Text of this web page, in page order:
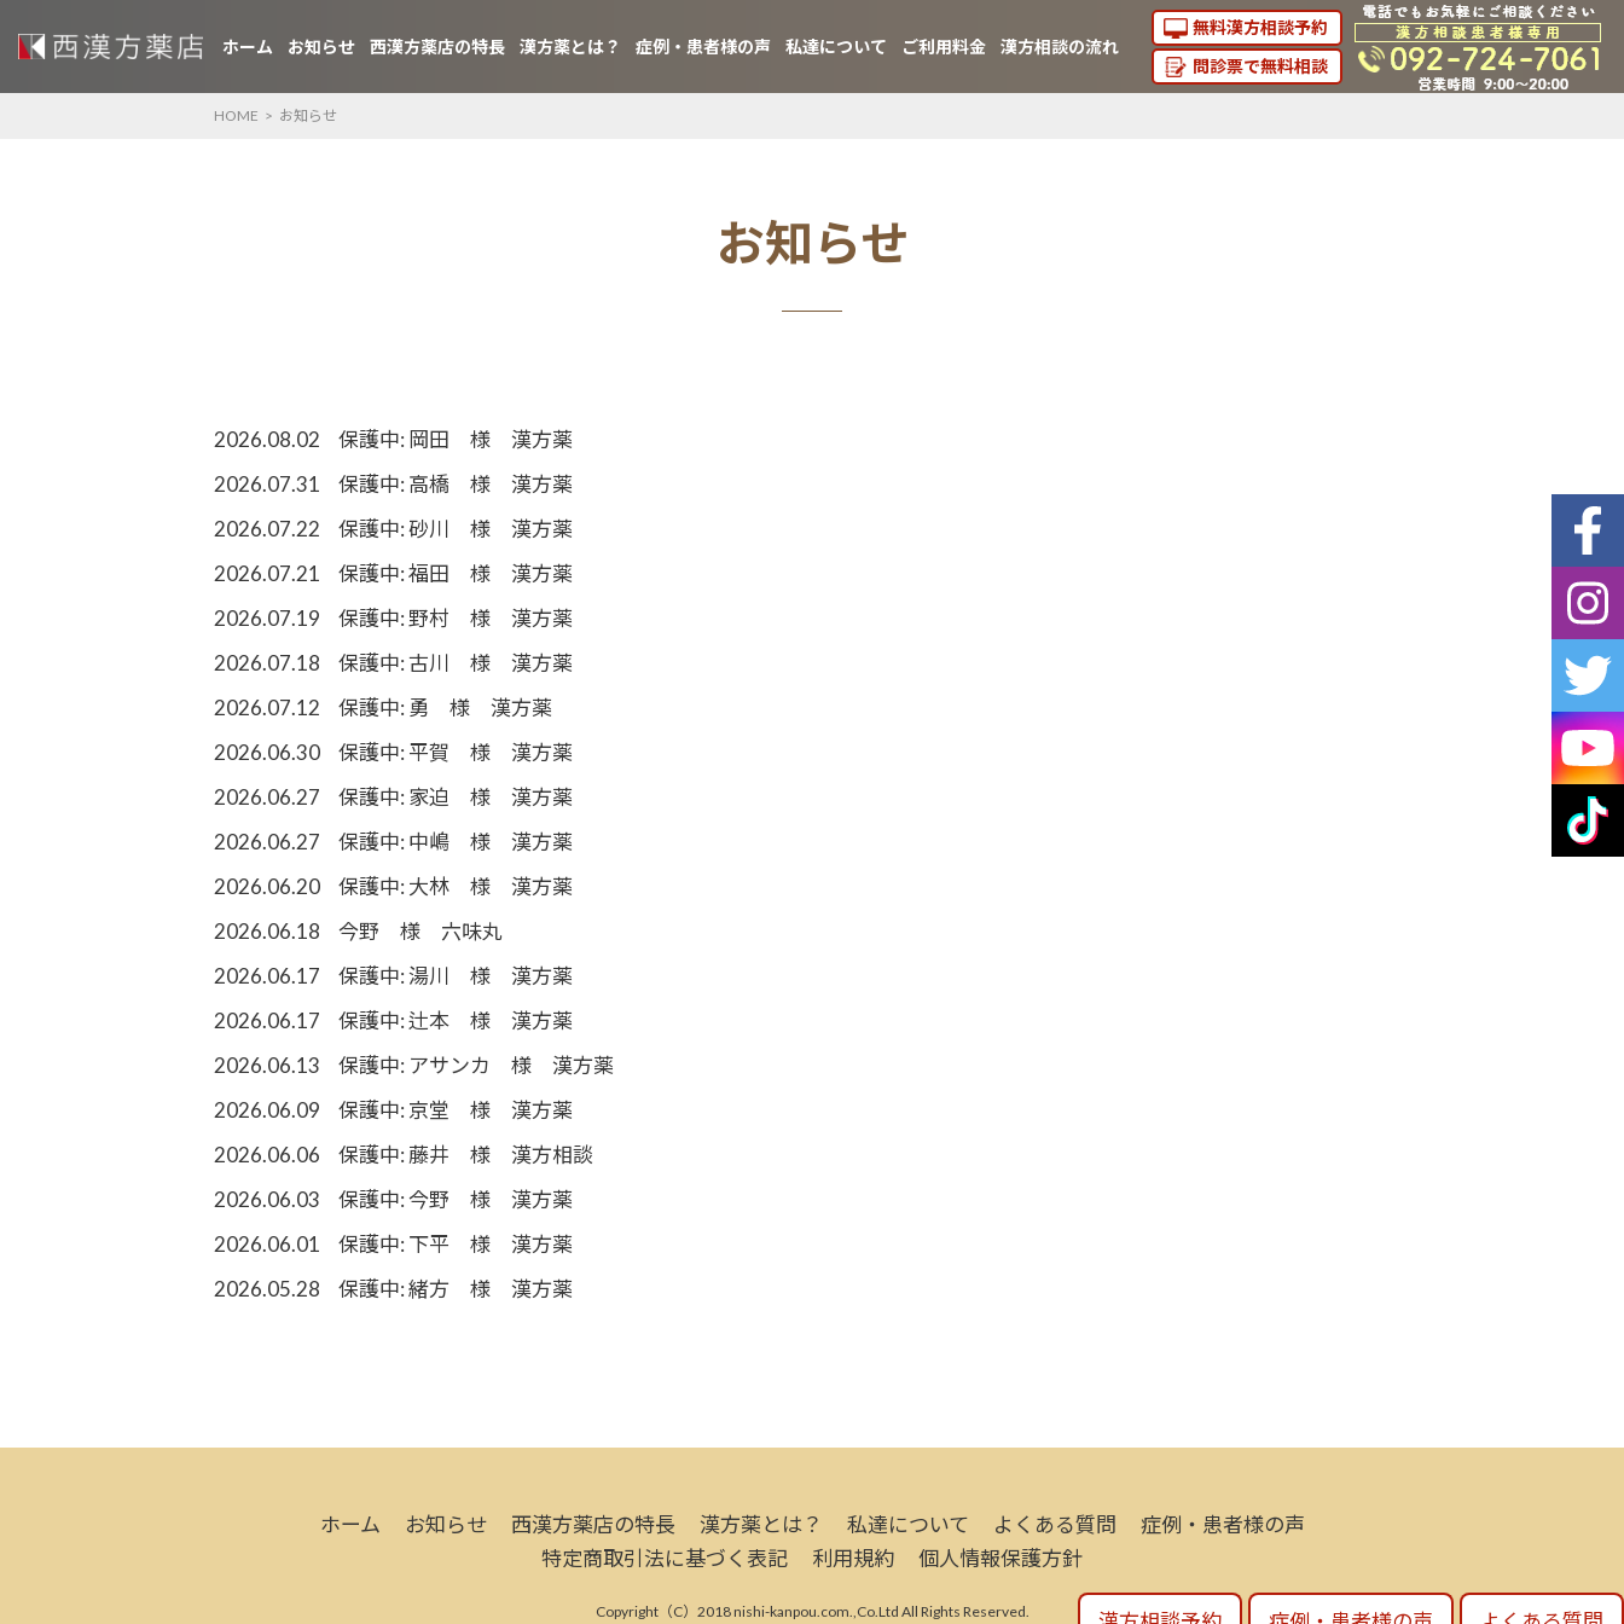
ホーム お知らせ 西漢方薬店の特長 漢方薬とは？ 症例・患者様の声 私達について ご利用料金 漢方相談の流れ
無料漢方相談予約
問診票で無料相談
HOME > お知らせ
お知らせ
2026.08.02
保護中: 岡田 様 漢方薬
2026.07.31
保護中: 高橋 様 漢方薬
2026.07.22
保護中: 砂川 様 漢方薬
2026.07.21
保護中: 福田 様 漢方薬
2026.07.19
保護中: 野村 様 漢方薬
2026.07.18
保護中: 古川 様 漢方薬
2026.07.12
保護中: 勇 様 漢方薬
2026.06.30
保護中: 平賀 様 漢方薬
2026.06.27
保護中: 家迫 様 漢方薬
2026.06.27
保護中: 中嶋 様 漢方薬
2026.06.20
保護中: 大林 様 漢方薬
2026.06.18
今野 様 六味丸
2026.06.17
保護中: 湯川 様 漢方薬
2026.06.17
保護中: 辻本 様 漢方薬
2026.06.13
保護中: アサンカ 様 漢方薬
2026.06.09
保護中: 京堂 様 漢方薬
2026.06.06
保護中: 藤井 様 漢方相談
2026.06.03
保護中: 今野 様 漢方薬
2026.06.01
保護中: 下平 様 漢方薬
2026.05.28
保護中: 緒方 様 漢方薬
ホーム お知らせ 西漢方薬店の特長 漢方薬とは？ 私達について よくある質問
症例・患者様の声
特定商取引法に基づく表記
利用規約 個人情報保護方針
Copyright（C）2018 nishi-kanpou.com.,Co.Ltd All Rights Reserved.